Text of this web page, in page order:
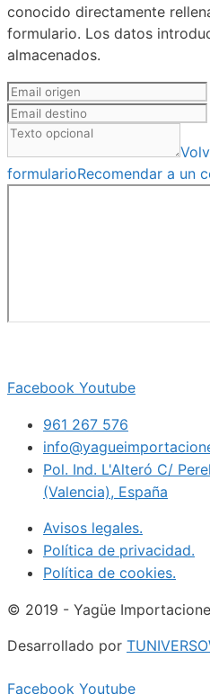
conocido directamente
formulario. Los datos
almacenados.
formularioRecomendar a un
Facebook Youtube
961 267 576
Pol. Ind. L'Alteró C/
(Valencia), España
Avisos legales.
Política de privacidad.
Política de cookies.
© 2019 - Yagüe
Desarrollado por
Facebook Youtube